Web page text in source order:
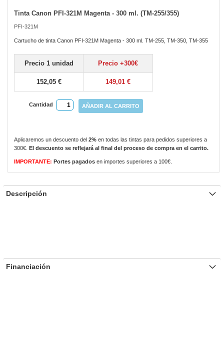
Tinta Canon PFI-321M Magenta - 300 ml. (TM-255/355)
PFI-321M
Cartucho de tinta Canon PFI-321M Magenta - 300 ml. TM-255, TM-350, TM-355
Precio 1 unidad Precio +300€
152,05 € 149,01 €
Cantidad AÑADIR AL CARRITO
Aplicaremos un descuento del 2% en todas las tintas para pedidos superiores a
300€.
El descuento se reflejará al final del proceso de compra en el carrito.
IMPORTANTE: Portes pagados en importes superiores a 100€.
Skip
the
beginning
the
images
gallery
Descripción
Financiación